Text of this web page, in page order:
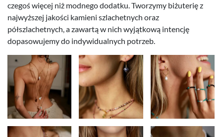
czegoś więcej niż modnego dodatku. Tworzymy biżuterię z
najwyższej jakości kamieni szlachetnych oraz
półszlachetnych, a zawartą w nich wyjątkową intencję
dopasowujemy do indywidualnych potrzeb.